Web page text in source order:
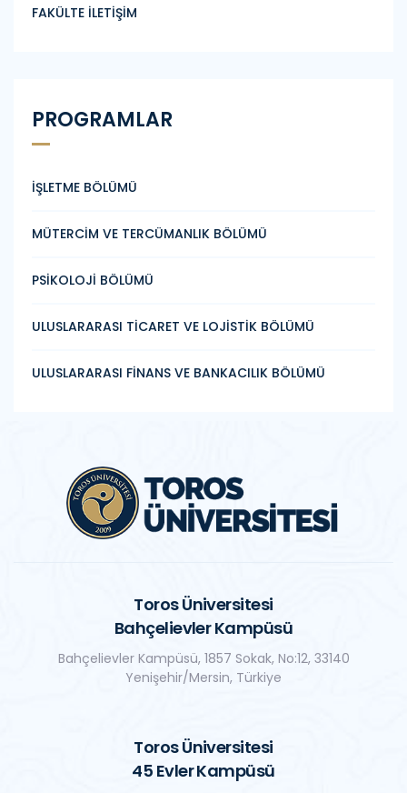
FAKÜLTE İLETİŞİM
PROGRAMLAR
İŞLETME BÖLÜMÜ
MÜTERCİM VE TERCÜMANLIK BÖLÜMÜ
PSİKOLOJİ BÖLÜMÜ
ULUSLARARASI TİCARET VE LOJİSTİK BÖLÜMÜ
ULUSLARARASI FİNANS VE BANKACILIK BÖLÜMÜ
Toros Üniversitesi
Bahçelievler Kampüsü
Bahçelievler Kampüsü, 1857 Sokak, No:12, 33140
Yenişehir/Mersin, Türkiye
Toros Üniversitesi
45 Evler Kampüsü